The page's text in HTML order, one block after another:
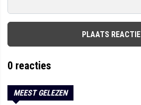
PLAATS REACTIE
0 reacties
MEEST GELEZEN